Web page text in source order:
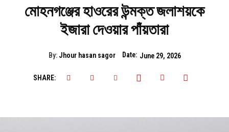
মোহনগঞ্জের হাওরের উন্মক্ত জলাশয়কে
ইজারা দেওয়ার পাঁয়তারা
By: Jhour hasan sagor Date: June 29, 2026
SHARE: